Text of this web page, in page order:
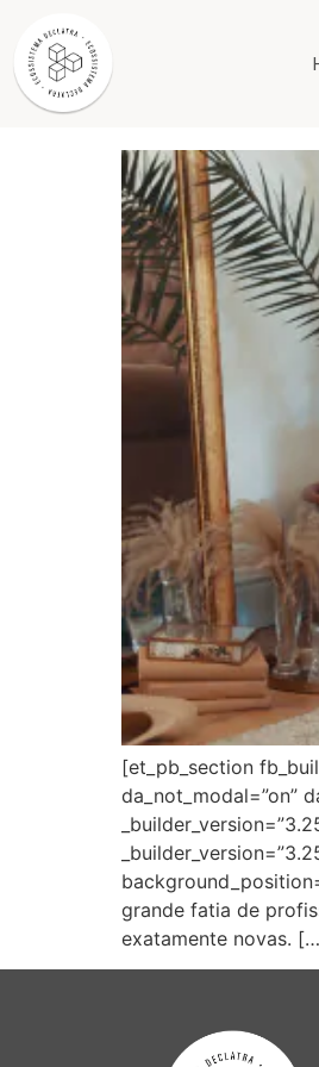
[et_pb_section
da_not_modal=”on”
grande fatia de
exatamente novas.